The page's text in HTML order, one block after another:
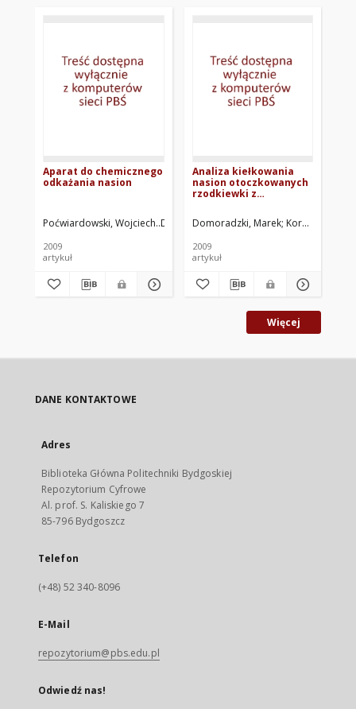
Aparat do chemicznego
odkażania nasion
Poćwiardowski, Wojciech Domoradzki, Marek Korpal, Wojciech
2009
artykuł
Analiza kiełkowania
nasion otoczkowanych
rzodkiewki z
czterech wybranych
rodzajów podłoża
Domoradzki, Marek Korpal,
2009
artykuł
Więcej
DANE KONTAKTOWE
Adres
Biblioteka Główna Politechniki Bydgoskiej
Repozytorium Cyfrowe
Al. prof. S. Kaliskiego 7
85-796 Bydgoszcz
Telefon
(+48) 52 340-8096
E-Mail
repozytorium@pbs.edu.pl
Odwiedź nas!